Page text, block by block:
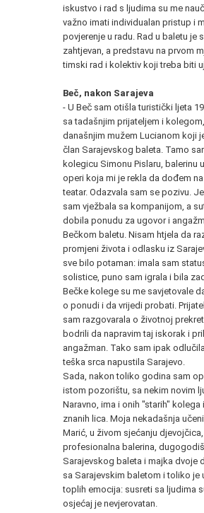
iskustvo i rad s ljudima su me
važno imati individualan pristup i
povjerenje u radu. Rad u baletu je
zahtjevan, a predstavu na prvom
timski rad i kolektiv koji treba biti
Beč, nakon Sarajeva
- U Beč sam otišla turistički ljeta
sa tadašnjim prijateljem i
današnjim mužem Lucianom koji
član Sarajevskog baleta. Tamo
kolegicu Simonu Pislaru, balerinu
operi koja mi je rekla da dođem
teatar. Odazvala sam se pozivu.
sam vježbala sa kompanijom, a
dobila ponudu za ugovor i
Bečkom baletu. Nisam htjela da
promjeni života i odlasku iz
sve bilo potaman: imala sam
solistice, puno sam igrala i bila
Bečke kolege su me savjetovale
o ponudi i da vrijedi probati.
sam razgovarala o životnoj
bodrili da napravim taj iskorak i
angažman. Tako sam ipak
teška srca napustila Sarajevo.
Sada, nakon toliko godina sam
istom pozorištu, sa nekim novim
Naravno, ima i onih "starih" kolega
znanih lica. Moja nekadašnja
Marić, u živom sjećanju
profesionalna balerina,
Sarajevskog baleta i majka dvoje
sa Sarajevskim baletom i toliko je
toplih emocija: susreti sa ljudima
osjećaj je nevjerovatan.